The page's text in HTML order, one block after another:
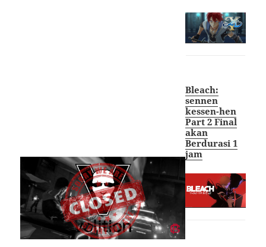
Bleach:
sennen
kessen-hen
Part 2 Final
akan
Berdurasi 1
jam